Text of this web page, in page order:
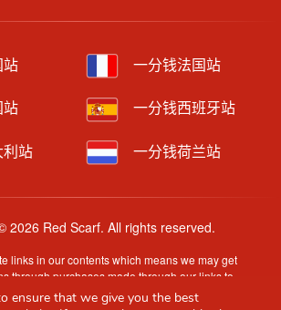
站 一分钱法国站
站 一分钱西班牙站
站 一分钱荷兰站
2026 Red Scarf. All rights reserved.
links in our contents which means we may get
through purchases made through our links to
retailer sites.
ensure that we give you the best